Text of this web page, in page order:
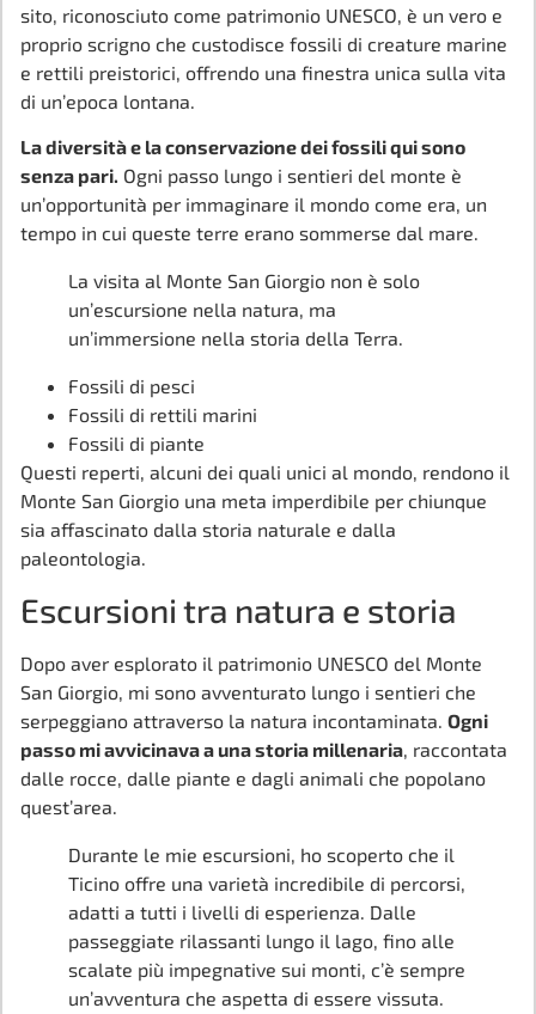
sito, riconosciuto come patrimonio UNESCO, è un vero e
proprio scrigno che custodisce fossili di creature marine
e rettili preistorici, offrendo una finestra unica sulla vita
di un’epoca lontana.
La diversità e la conservazione dei fossili qui sono
senza pari. Ogni passo lungo i sentieri del monte è
un’opportunità per immaginare il mondo come era, un
tempo in cui queste terre erano sommerse dal mare.
La visita al Monte San Giorgio non è solo
un’escursione nella natura, ma
un’immersione nella storia della Terra.
Fossili di pesci
Fossili di rettili marini
Fossili di piante
Questi reperti, alcuni dei quali unici al mondo, rendono il
Monte San Giorgio una meta imperdibile per chiunque
sia affascinato dalla storia naturale e dalla
paleontologia.
Escursioni tra natura e storia
Dopo aver esplorato il patrimonio UNESCO del Monte
San Giorgio, mi sono avventurato lungo i sentieri che
serpeggiano attraverso la natura incontaminata. Ogni
passo mi avvicinava a una storia millenaria, raccontata
dalle rocce, dalle piante e dagli animali che popolano
quest’area.
Durante le mie escursioni, ho scoperto che il
Ticino offre una varietà incredibile di percorsi,
adatti a tutti i livelli di esperienza. Dalle
passeggiate rilassanti lungo il lago, fino alle
scalate più impegnative sui monti, c’è sempre
un’avventura che aspetta di essere vissuta.